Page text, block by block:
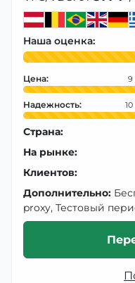
Наша оценка:
Цена: 9
Надежность: 10
Страна:
На рынке:
Клиентов:
Дополнительно:
proxy, Тестовый